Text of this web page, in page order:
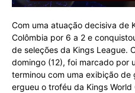
Com uma atuação decisiva de
Colômbia por 6 a 2 e
de seleções da Kings League.
domingo (12), foi marcado por
terminou com uma exibição de
ergueu o troféu da Kings